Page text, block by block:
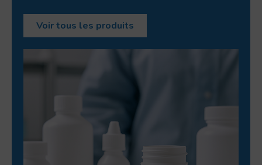
Voir tous les produits